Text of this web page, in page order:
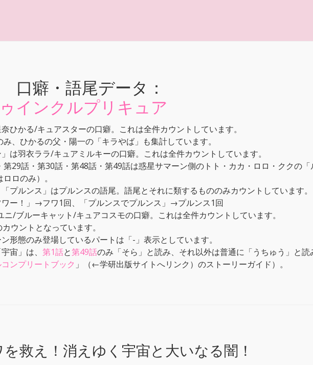
癖・語尾データ：
インクルプリキュア
奈ひかる/キュアスターの口癖。これは全件カウントしています。
、ひかるの父・陽一の「キラやば」も集計しています。
」は羽衣ララ/キュアミルキーの口癖。これは全件カウントしています。
29話・第30話・第48話・第49話は惑星サマーン側のトト・カカ・ロロ・ククの
ロのみ）。
「プルンス」はプルンスの語尾。語尾とそれに類するもののみカウントしています。
ー！」→フワ1回、「プルンスでプルンス」→プルンス1回
ニ/ブルーキャット/キュアコスモの口癖。これは全件カウントしています。
ウントとなっています。
形態のみ登場しているパートは「-」表示としています。
宙」は、 第1話と第49話のみ「そら」と読み、それ以外は普通に「うちゅう」と読
ンプリートブック 」（←学研出版サイトへリンク）のストーリーガイド）。
を救え！消えゆく宇宙と大いなる闇！